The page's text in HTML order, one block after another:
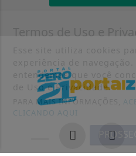
Termos de Uso e
entendemos que você
de Uso e Privacidade.
PARA MAIS INFORMAÇÕES,
CLICANDO AQUI